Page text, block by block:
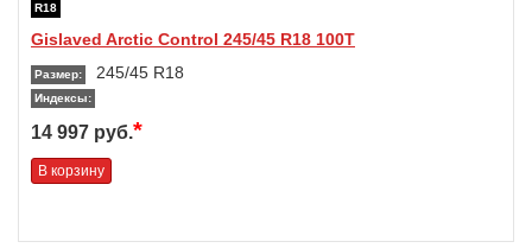
R18
Gislaved Arctic Control 245/45 R18 100T
Размер: 245/45 R18
Индексы:
14 997 руб.*
В корзину